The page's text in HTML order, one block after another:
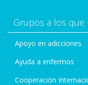
Grupos a los que
Apoyo en adicciones
Ayuda a enfermos
Cooperación